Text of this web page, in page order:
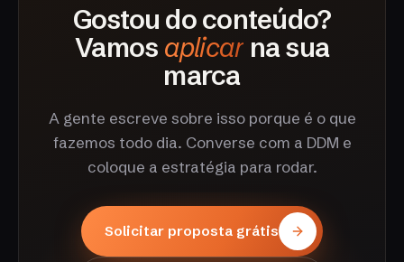
Gostou do conteúdo?
Vamos aplicar na sua
marca
A gente escreve sobre isso porque é o que
fazemos todo dia. Converse com a DDM e
coloque a estratégia para rodar.
Solicitar proposta grátis